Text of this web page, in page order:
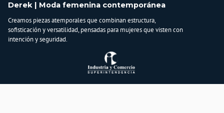
Derek | Moda femenina contemporánea
Creamos piezas atemporales que combinan estructura,
sofisticación y versatilidad, pensadas para mujeres que visten con
intención y seguridad.